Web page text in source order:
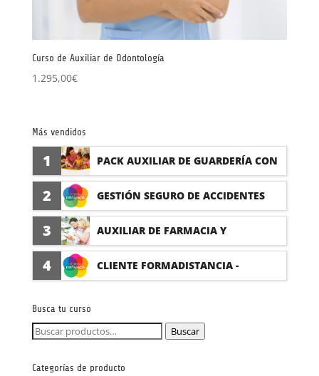
Curso de Auxiliar de Odontología
1.295,00€
Más vendidos
1 PACK AUXILIAR DE GUARDERÍA CON
PRÁCTICAS
2 GESTIÓN SEGURO DE ACCIDENTES
(PRÁCTICAS FORMATIVAS)
3 AUXILIAR DE FARMACIA Y
PARAFARMACIA CON PRÁCTICAS
4 CLIENTE FORMADISTANCIA -
Busca tu curso
Buscar
Buscar
Categorías de producto